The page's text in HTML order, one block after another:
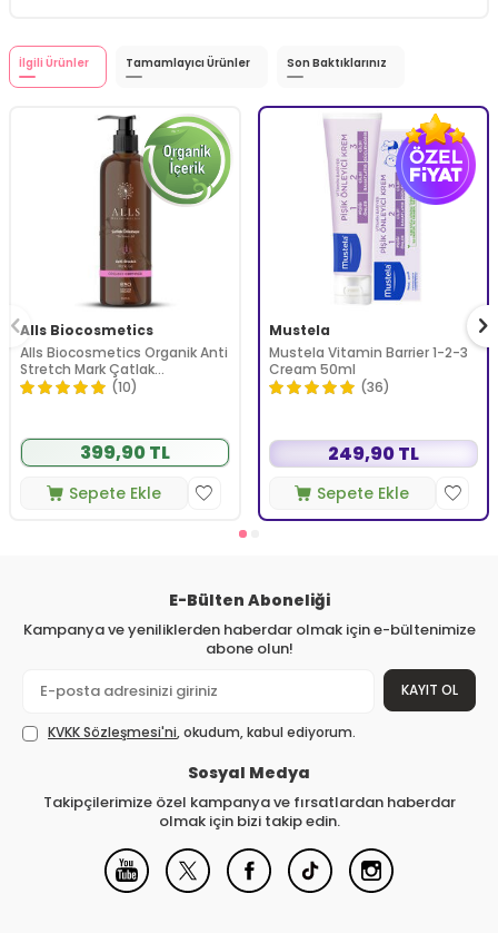
İlgili Ürünler Tamamlayıcı Ürünler Son Baktıklarınız
Alls Biocosmetics
Alls Biocosmetics Organik Anti
Stretch Mark Çatlak
Önlemeye Yardımcı Jel 350 ml
(10)
399,90 TL
Sepete Ekle
Mustela
Mustela Vitamin Barrier 1-2-3
Cream 50ml
(36)
249,90 TL
Sepete Ekle
E-Bülten Aboneliği
Kampanya ve yeniliklerden haberdar olmak için e-bültenimize
abone olun!
KAYIT OL
KVKK Sözleşmesi'ni, okudum, kabul ediyorum.
Sosyal Medya
Takipçilerimize özel kampanya ve fırsatlardan haberdar
olmak için bizi takip edin.